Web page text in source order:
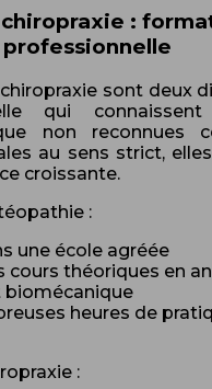
:
sont deux
qui
non reconnues
au sens strict,
croissante.
:
une école agréée
cours théoriques en
biomécanique
heures de
: